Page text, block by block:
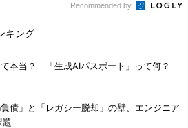
Recommended by
キング
て本当？ 「生成AIパスポート」って何？
債」と「レガシー脱却」の壁、エンジニア
題